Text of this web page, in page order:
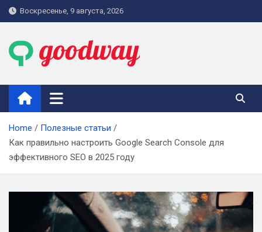
Skip
to
Воскресенье, 9 августа, 2026
goodway.com.ua
Home
Полезные статьи
Как правильно настроить Google Search Console для
эффективного SEO в 2025 году